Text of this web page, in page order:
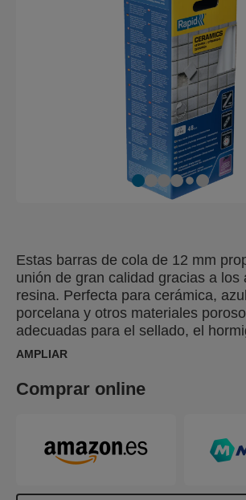
Estas barras de cola de 12 mm
unión de gran calidad gracias a los
resina. Perfecta para cerámica,
porcelana y otros materiales
adecuadas para el sellado, el
El envase contiene 14 barras de
reparación.
AMPLIAR
Comprar online